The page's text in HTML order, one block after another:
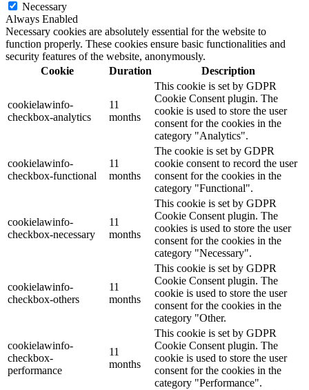
Necessary
Always Enabled
Necessary cookies are absolutely essential for the website to
function properly. These cookies ensure basic functionalities and
security features of the website, anonymously.
Cookie
Duration Description
cookielawinfo-
checkbox-analytics
11
months
This cookie is set by GDPR
Cookie Consent plugin. The
cookie is used to store the user
consent for the cookies in the
category "Analytics".
cookielawinfo-
checkbox-functional
11
months
The cookie is set by GDPR
cookie consent to record the user
consent for the cookies in the
category "Functional".
cookielawinfo-
checkbox-necessary
11
months
This cookie is set by GDPR
Cookie Consent plugin. The
cookies is used to store the user
consent for the cookies in the
category "Necessary".
cookielawinfo-
checkbox-others
11
months
This cookie is set by GDPR
Cookie Consent plugin. The
cookie is used to store the user
consent for the cookies in the
category "Other.
cookielawinfo-
checkbox-
performance
11
months
This cookie is set by GDPR
Cookie Consent plugin. The
cookie is used to store the user
consent for the cookies in the
category "Performance".